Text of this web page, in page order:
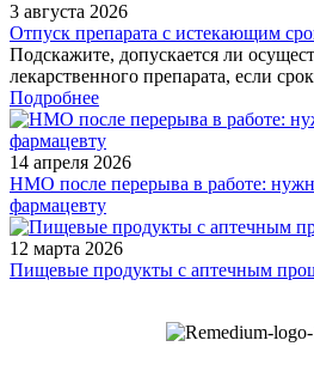
3 августа 2026
Отпуск препарата с истекающим
Подскажите, допускается ли
лекарственного препарата, если
Подробнее
14 апреля 2026
НМО после перерыва в работе:
фармацевту
12 марта 2026
Пищевые продукты с аптечным